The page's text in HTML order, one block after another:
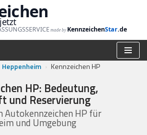
made by KennzeichenStar.de
Heppenheim › Kennzeichen HP
HP: Bedeutung,
und Reservierung
Autokennzeichen HP für
und Umgebung